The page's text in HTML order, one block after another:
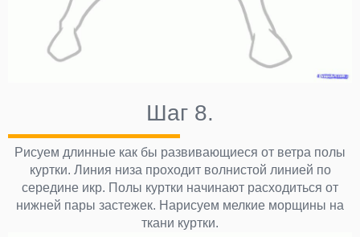
Шаг 8.
Рисуем длинные как бы развивающиеся от ветра полы
куртки. Линия низа проходит волнистой линией по
середине икр. Полы куртки начинают расходиться от
нижней пары застежек. Нарисуем мелкие морщины на
ткани куртки.